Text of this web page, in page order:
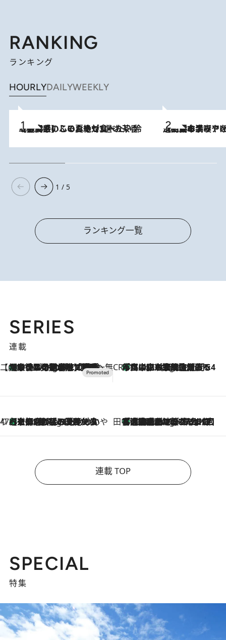
RANKING
ランキング
HOURLYDAILYWEEKLY
2026.8.5
【静岡県】この夏絶対食べたい 冷やしておいしいおやつ3選 お茶香る生食感のふるふるゼリー 2026.8.5
【西日本エリアを総まとめ】 47都道府県の手みやげ ひんやりスイーツで夏を満喫
1 / 5
ランキング一覧
SERIES
連載
【CREA×星野リゾート】唯一無二。癒しと発見が待つ場所へ
1 Hour Ago
【トンボの足水浴】ヒノキの香りに包まれて涼感マックス！約13℃の湧水かけ流しを避暑地「星野温泉 トンボの湯」で体験 CREA'S CHOICE
3 Hours Ago
「立川にも歌舞伎があるんだよ」 片岡仁左衛門・市川中車ら豪華座組みで4年目の立川立飛歌舞伎へ
47都道府県の手みやげ ひんやりスイーツで夏を満喫
3 Hours Ago
【京都府】この夏絶対食べたい 冷やしておいしいおやつ3選 ひと口目から心を掴む新緑のテリーヌ 田中稲の勝手に再ブーム
8 Hours Ago
「湘南乃風に憧れて」観客大盛上がりの“タオル回し”に、ラッパー顔負けの高速歌唱まで…さだまさし（74）のアグレッシブすぎる現在地
連載 TOP
SPECIAL
特集